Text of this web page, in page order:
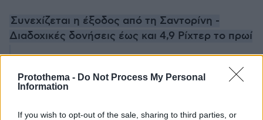
Protothema - Do Not Process My Personal
Information
If you wish to opt-out of the sale, sharing to third parties, or
Συνεχίζεται η έξοδος από τη Σαντορίνη -
Διαδοχικές δονήσεις έως και 4,9 Ρίχτερ το πρωί
Ο Νετανιάχου αποδοκιμάζει τη «σοκαριστική
εικόνα» των τριών Ισραηλινών ομήρων που